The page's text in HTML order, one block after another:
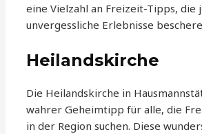
eine Vielzahl an Freizeit-Tipps, die
unvergessliche Erlebnisse
Heilandskirche
Die Heilandskirche in
wahrer Geheimtipp für alle, die
in der Region suchen. Diese